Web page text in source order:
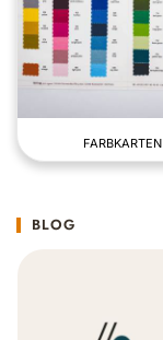
FARBKARTEN
BLOG